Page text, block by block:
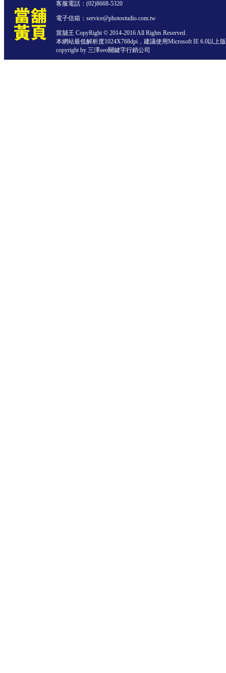
客服電話： (02)8668-5320
電子信箱：service@photostudio.com.tw
當舖王 CopyRight © 2014-2016 All Rights Reserved.
本網站最低解析度1024X768dpi，建議使用Microsoft IE 6.0以上
copyright by 三澤seo關鍵字行銷公司